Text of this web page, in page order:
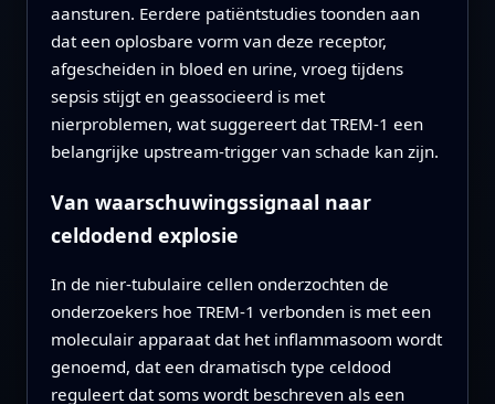
aansturen. Eerdere patiëntstudies toonden aan
dat een oplosbare vorm van deze receptor,
afgescheiden in bloed en urine, vroeg tijdens
sepsis stijgt en geassocieerd is met
nierproblemen, wat suggereert dat TREM-1 een
belangrijke upstream-trigger van schade kan zijn.
Van waarschuwingssignaal naar
celdodend explosie
In de nier-tubulaire cellen onderzochten de
onderzoekers hoe TREM-1 verbonden is met een
moleculair apparaat dat het inflammasoom wordt
genoemd, dat een dramatisch type celdood
reguleert dat soms wordt beschreven als een